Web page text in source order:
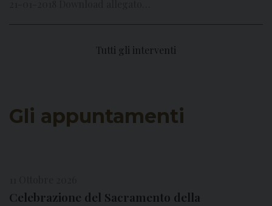
Tutti gli interventi
Gli appuntamenti
Celebrazione del Sacramento della